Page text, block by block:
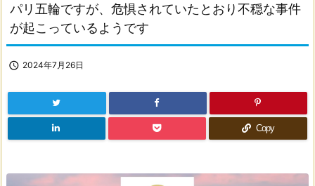
パリ五輪ですが、危惧されていたとおり不穏な事件
が起こっているようです
 2024年7月26日
Copy